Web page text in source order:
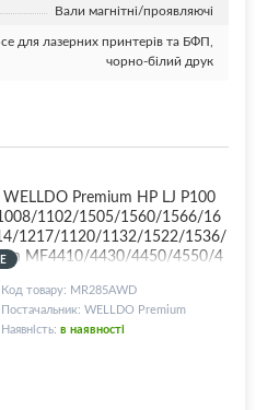
Вали магнітні/проявляючі
для лазерних принтерів та БФП,
чорно-білий друк
Premium HP LJ P100
1102/1505/1560/1566/16
1217/1120/1132/1522/1536/
MF4410/4430/4450/4550/4
4750/4780/4870/4890/LBP30
6000/6020/6200, CB435
CE285A/Canon 712/713/7
Premium Quality!
Код товару: MR285AWD
Постачальник: WELLDO Premium
Наявність: в наявності